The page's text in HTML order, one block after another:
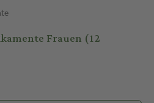
Frauen (12